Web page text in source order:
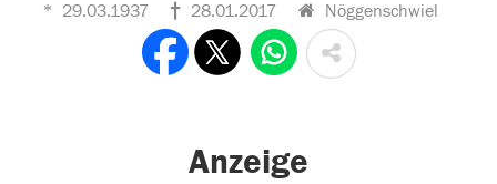
29.03.1937 28.01.2017 Nöggenschwiel
Anzeige